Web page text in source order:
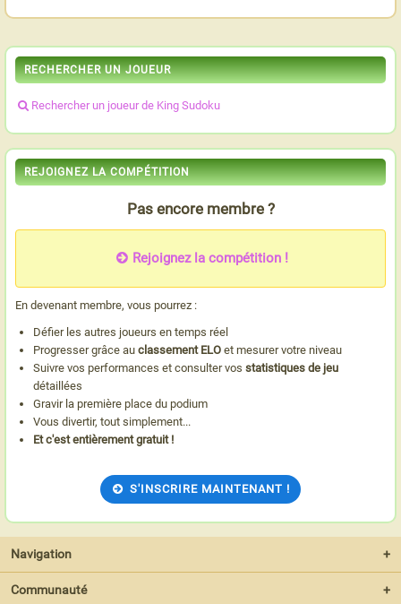
RECHERCHER UN JOUEUR
Rechercher un joueur de King Sudoku
REJOIGNEZ LA COMPÉTITION
Pas encore membre ?
Rejoignez la compétition !
En devenant membre, vous pourrez :
Défier les autres joueurs en temps réel
Progresser grâce au classement ELO et mesurer votre niveau
Suivre vos performances et consulter vos statistiques de jeu
détaillées
Gravir la première place du podium
Vous divertir, tout simplement...
Et c'est entièrement gratuit !
S'INSCRIRE MAINTENANT !
Navigation +
Communauté +